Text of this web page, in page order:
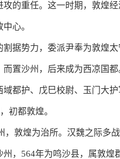
的重任。这一时期，敦煌
心。
据势力，委派尹奉为敦煌
置沙州，后来成为西凉国都
都护、戊巳校尉、玉门大
初都敦煌。
，敦煌为治所。汉魏之际多
，564年为鸣沙县，属敦煌